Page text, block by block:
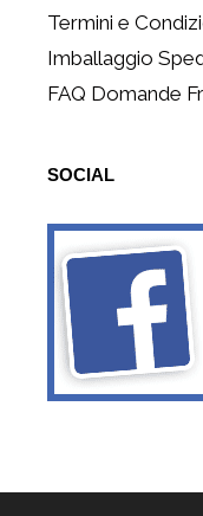
Termini e
Imballaggio
FAQ Domande
SOCIAL